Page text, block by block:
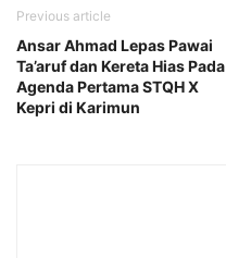
Previous article
Ansar Ahmad Lepas Pawai
Ta’aruf dan Kereta Hias Pada
Agenda Pertama STQH X
Kepri di Karimun